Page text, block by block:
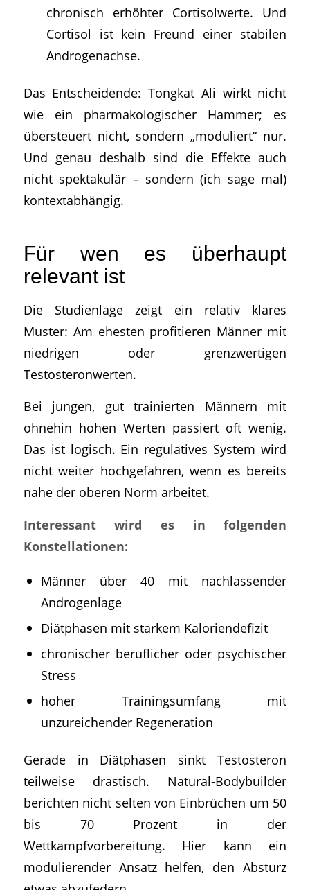
chronisch erhöhter Cortisolwerte. Und
Cortisol ist kein Freund einer stabilen
Androgenachse.
Das Entscheidende: Tongkat Ali wirkt nicht
wie ein pharmakologischer Hammer; es
übersteuert nicht, sondern „moduliert“ nur.
Und genau deshalb sind die Effekte auch
nicht spektakulär – sondern (ich sage mal)
kontextabhängig.
Für wen es überhaupt
relevant ist
Die Studienlage zeigt ein relativ klares
Muster: Am ehesten profitieren Männer mit
niedrigen oder grenzwertigen
Testosteronwerten.
Bei jungen, gut trainierten Männern mit
ohnehin hohen Werten passiert oft wenig.
Das ist logisch. Ein regulatives System wird
nicht weiter hochgefahren, wenn es bereits
nahe der oberen Norm arbeitet.
Interessant wird es in folgenden
Konstellationen:
Männer über 40 mit nachlassender
Androgenlage
Diätphasen mit starkem Kaloriendefizit
chronischer beruflicher oder psychischer
Stress
hoher Trainingsumfang mit
unzureichender Regeneration
Gerade in Diätphasen sinkt Testosteron
teilweise drastisch. Natural-Bodybuilder
berichten nicht selten von Einbrüchen um 50
bis 70 Prozent in der
Wettkampfvorbereitung. Hier kann ein
modulierender Ansatz helfen, den Absturz